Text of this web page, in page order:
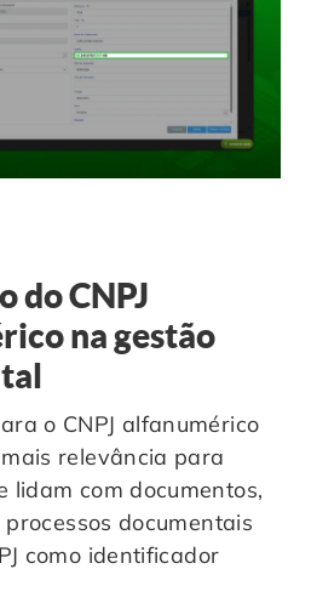
do CNPJ
na gestão
o CNPJ alfanumérico
relevância para
lidam com documentos,
documentais
como identificador